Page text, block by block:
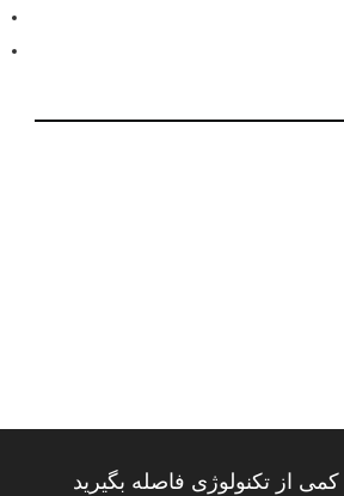
کمی از تکنولوژی فاصله بگیرید